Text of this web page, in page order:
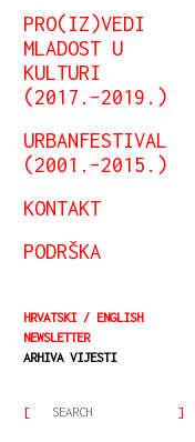
PRO(IZ)VEDI
MLADOST U
KULTURI
(2017.–2019.)
URBANFESTIVAL
(2001.–2015.)
KONTAKT
PODRŠKA
HRVATSKI
ENGLISH
NEWSLETTER
ARHIVA VIJESTI